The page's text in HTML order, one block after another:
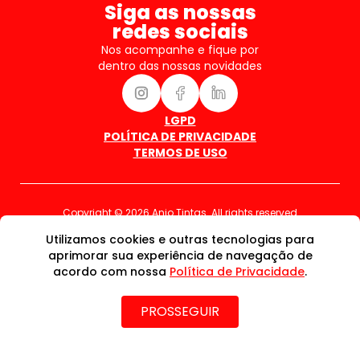
Siga as nossas
redes sociais
Nos acompanhe e fique por
dentro das nossas novidades
LGPD
POLÍTICA DE PRIVACIDADE
TERMOS DE USO
Copyright © 2026 Anjo Tintas. All rights reserved
Utilizamos cookies e outras tecnologias para
aprimorar sua experiência de navegação de
acordo com nossa Política de Privacidade.
PROSSEGUIR